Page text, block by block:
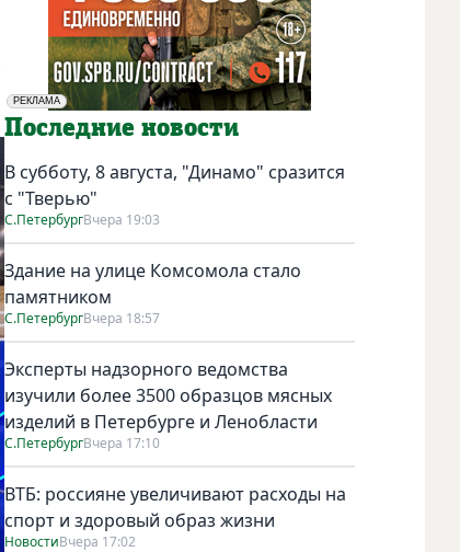
РЕКЛАМА
Социальная реклама
Последние новости
В субботу, 8 августа, "Динамо" сразится
с "Тверью"
С.ПетербургВчера 19:03
Здание на улице Комсомола стало
памятником
С.ПетербургВчера 18:57
Эксперты надзорного ведомства
изучили более 3500 образцов мясных
изделий в Петербурге и Ленобласти
С.ПетербургВчера 17:10
ВТБ: россияне увеличивают расходы на
спорт и здоровый образ жизни
НовостиВчера 17:02